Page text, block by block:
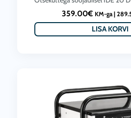
359.00€ KM-ga |
LISA KORVI